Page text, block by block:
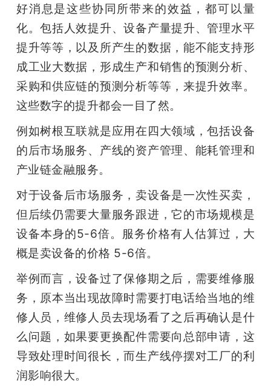
好消息是这些协同所带来的效益，都可以量
化。包括人效提升、设备产量提升、管理水平
提升等等，以及所产生的数据，能不能支持形
成工业大数据，形成生产和销售的预测分析、
采购和供应链的预测分析等等，来提升效率。
这些数字的提升都会一目了然。
例如树根互联就是应用在四大领域，包括设备
的后市场服务、产线的资产管理、能耗管理和
产业链金融服务。
对于设备后市场服务，卖设备是一次性买卖，
但后续仍需要大量服务跟进，它的市场规模是
设备本身的5-6倍。服务价格有人估算过，大
概是卖设备的价格 5-6倍。
举例而言，设备过了保修期之后，需要维修服
务，原本当出现故障时需要打电话给当地的维
修人员，维修人员去现场看了之后再确认是什
么问题，如果要更换配件需要向总部申请，这
导致处理时间很长，而生产线停摆对工厂的利
润影响很大。